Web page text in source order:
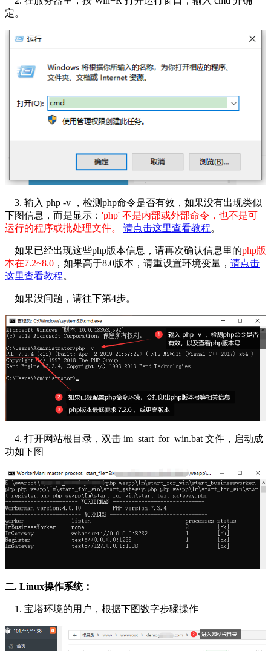
定。
3. 输入 php -v ，检测php命令是否有效，如果没有出现类似
下图信息，而是显示： 'php' 不是内部或外部命令，也不是可
运行的程序或批处理文件。
请点击这里查看教程。
如果已经出现这些php版本信息，请再次确认信息里的php版
本在7.2~8.0 ，如果高于8.0版本，请重设置环境变量， 请点击
这里查看教程。
如果没问题，请往下第4步。
4. 打开网站根目录，双击 im_start_for_win.bat 文件，启动成
功如下图
二. Linux操作系统：
1. 宝塔环境的用户，根据下图数字步骤操作